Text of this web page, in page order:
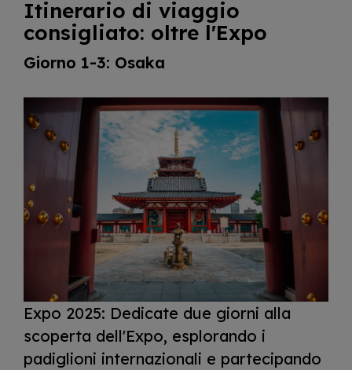
Itinerario di viaggio
consigliato: oltre l'Expo
Giorno 1-3: Osaka
m
e
Expo 2025: Dedicate due giorni alla
scoperta dell'Expo, esplorando i
padiglioni internazionali e partecipando